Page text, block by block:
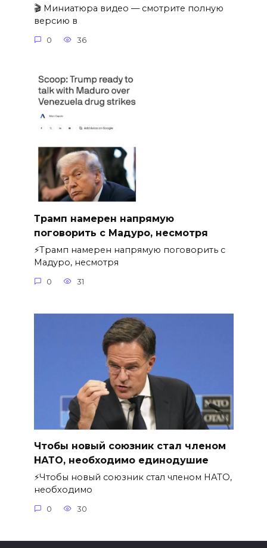
🎬 Миниатюра видео — смотрите полную
версию в
0 36
Трамп намерен напрямую
поговорить с Мадуро, несмотря
⚡️Трамп намерен напрямую поговорить с
Мадуро, несмотря
0 31
Чтобы новый союзник стал членом
НАТО, необходимо единодушие
⚡️Чтобы новый союзник стал членом НАТО,
необходимо
0 30